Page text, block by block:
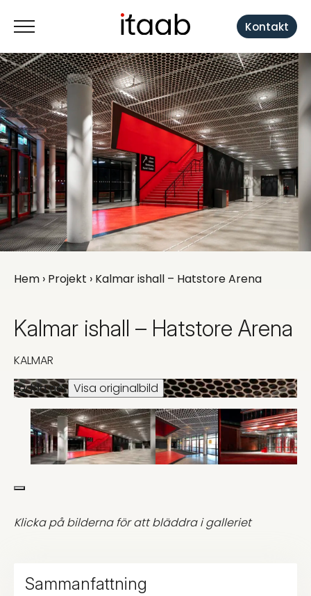
Kontakt
Hem › Projekt › Kalmar ishall – Hatstore Arena
Kalmar ishall – Hatstore Arena
KALMAR
Ladda ner Visa originalbild
Klicka på bilderna för att bläddra i galleriet
Sammanfattning